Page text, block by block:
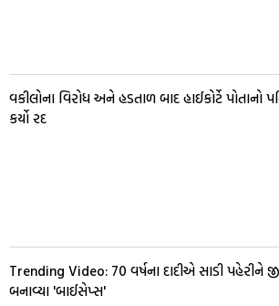
વકીલોના વિરોધ અને હડતાળ બાદ હાઈકોર્ટે પોતાનો
કર્યો રદ
Trending Video: 70 વર્ષના દાદીએ સાડી પહેરીને
બનાવ્યા 'બાઈસેપ્સ'